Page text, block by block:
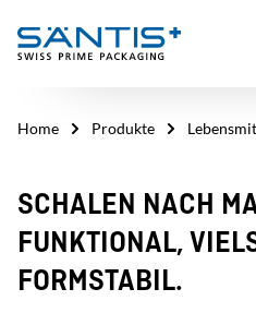
Home Produkte
SCHALEN NACH
FUNKTIONAL,
FORMSTABIL.